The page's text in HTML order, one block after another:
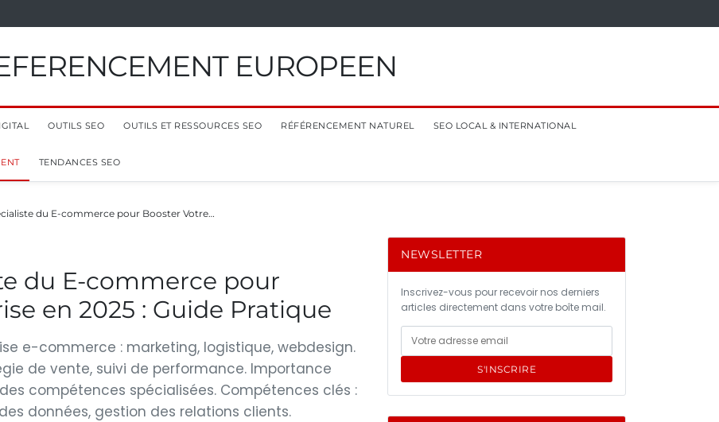
EUROPEEN
OUTILS SEO OUTILS ET RESSOURCES SEO RÉFÉRENCEMENT NATUREL SEO LOCAL & INTERNATIONAL
TENDANCES SEO
du E-commerce pour Booster Votre…
du E-commerce pour
en 2025 : Guide Pratique
e-commerce : marketing, logistique, webdesign.
de vente, suivi de performance. Importance
compétences spécialisées. Compétences clés :
données, gestion des relations clients.
NEWSLETTER
Inscrivez-vous pour recevoir nos derniers
articles directement dans votre boîte mail.
S'INSCRIRE